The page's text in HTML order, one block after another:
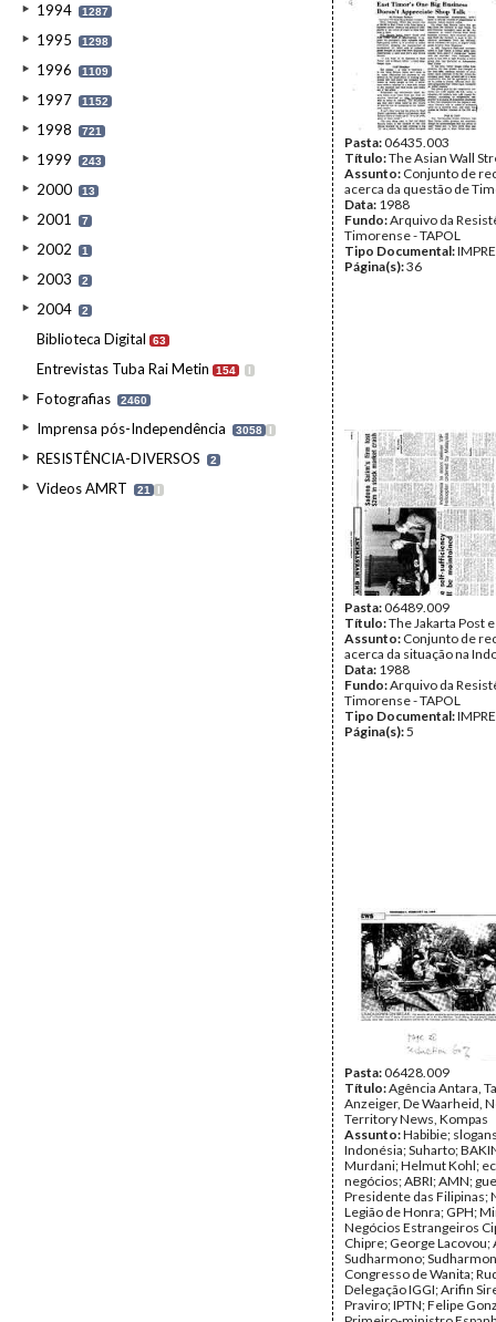
1994 1287
1995 1298
1996 1109
1997 1152
1998 721
1999 243
2000 13
2001 7
2002 1
2003 2
2004 2
Biblioteca Digital 63
Entrevistas Tuba Rai Metin 154 I
Fotografias 2460
Imprensa pós-Independência 3058 I
RESISTÊNCIA-DIVERSOS 2
Videos AMRT 21 I
Pasta:06435.003
Título:The Asian Wall
Assunto: Conjunto de
acerca da questão de
Data: 1988
Fundo:Arquivo da
Timorense - TAPOL
Tipo Documental:
Página(s):36
Pasta:06489.009
Título:The Jakarta Post
Assunto: Conjunto de
acerca da situação na
Data: 1988
Fundo:Arquivo da
Timorense - TAPOL
Tipo Documental:
Página(s):5
Pasta:06428.009
Título:Agência Antara,
Anzeiger, De Waarheid,
Territory News, Kompas
Assunto:Habibie;
Indonésia; Suharto;
Murdani; Helmut Kohl;
negócios; ABRI; AMN;
Presidente das Filipinas;
Legião de Honra; GPH;
Negócios Estrangeiros
Chipre; George Lacovou;
Sudharmono;
Congresso de Wanita;
Delegação IGGI; Arifin
Praviro; IPTN; Felipe